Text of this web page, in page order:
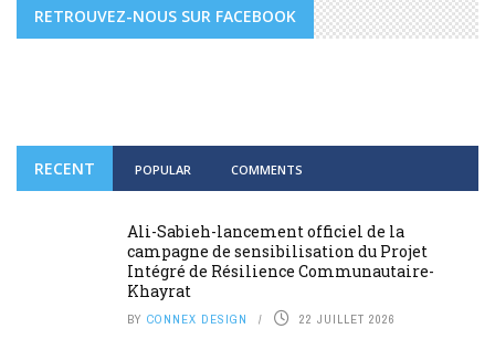
RETROUVEZ-NOUS SUR FACEBOOK
RECENT POPULAR COMMENTS
Ali-Sabieh-lancement officiel de la
campagne de sensibilisation du Projet
Intégré de Résilience Communautaire-
Khayrat
BY CONNEX DESIGN 22 JUILLET 2026